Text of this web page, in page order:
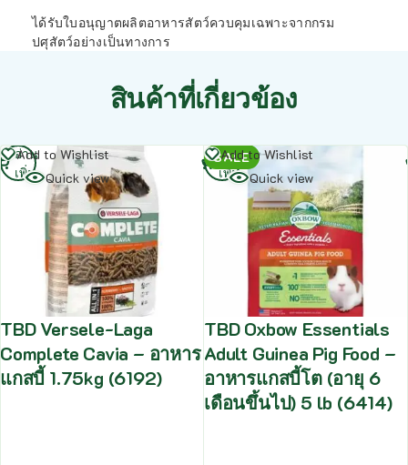
ได้รับใบอนุญาตผลิตอาหารสัตว์ควบคุมเฉพาะจากกรม
ปศุสัตว์อย่างเป็นทางการ
สินค้าที่เกี่ยวข้อง
Add to Wishlist
Quick view
TBD Versele-Laga
Complete Cavia – อาหาร
แกสบี้ 1.75kg (6192)
อ่าน
เพิ่ม
SALE
Add to Wishlist
Quick view
TBD Oxbow Essentials
Adult Guinea Pig Food –
อาหารแกสบี้โต (อายุ 6
เดือนขึ้นไป) 5 lb (6414)
อ่าน
เพิ่ม